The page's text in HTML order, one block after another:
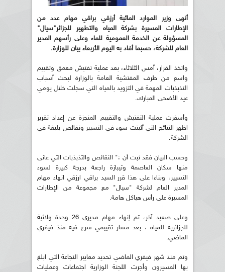
أنهى وزير الموارد المائية أرزقي براقي مهام عدد من
الإطارات المسيرة بشركة المياه والتطهير للجزائر"سيال"
المسؤولة عن الخدمة العمومية للماء وعلى رأسهم المدير
العام للشركة، حسبما أفاد به اليوم الأربعاء بيان للوزارة.
واتخذ القرار، أمس الثلاثاء، بعد عملية تفتيش معمق وتقييم
واسع من طرف المفتشية العامة بالوزارة لبحث أسباب
التذبذبات المهمة في التزويد بالمياه التي سجلت خلال يومي
عيد الأضحى المبارك.
وأسفرت عملية التفتيش والتقييم المنجزة عن إعداد تقرير
اظهر النتائج التي أثبتت سوء في التسيير ونقائص بليغة في
الشركة.
وحسب البيان فقد ثبت أن :" النقائص والتذبذبات التي عانى
منها سكان العاصمة وتيبازة راجعة بدرجة كبيرة لسوء
التسيير، وبناءا على هذا قرر السيد براقي ارزقي انهاء مهام
المدير العام لشركة "سيال" مع مجموعة من الإطارات
المسيرة على رأس هياكل هامة.
وعلى صعيد آخر، تم إنهاء مهام مديري 26 وحدة ولائية
للجزائرية للمياه ، بعد مسار تقييمي شرع فيه منذ فيفري
الماضي.
وتم منذ شهر فيفري الماضي تحديد معايير النجاعة التي ابلغ
بها المسيرون وأجرت اللجنة الوزارية اجتماعات وعمليات